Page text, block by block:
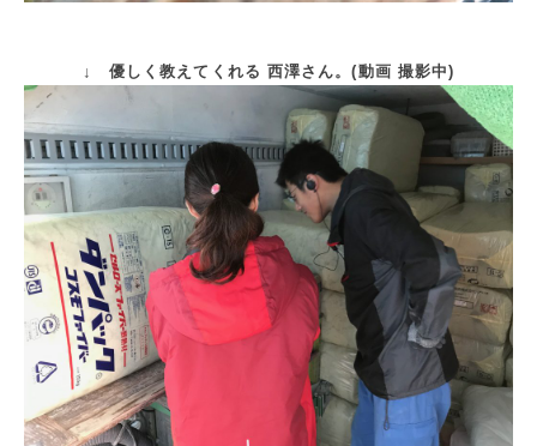
↓ 優しく教えてくれる 西澤さん。(動画 撮影中)